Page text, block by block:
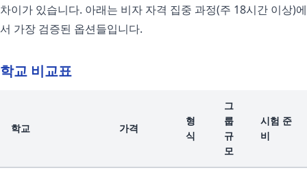
차이가 있습니다. 아래는 비자 자격 집중 과정(주 18시간 이상)에
서 가장 검증된 옵션들입니다.
학교 비교표
학교 가격
형
식
그
룹
규
모
시험 준
비